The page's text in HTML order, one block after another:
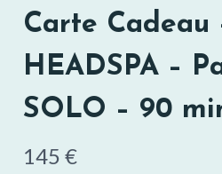
Carte Cadeau
HEADSPA –
SOLO – 90
N
145 €